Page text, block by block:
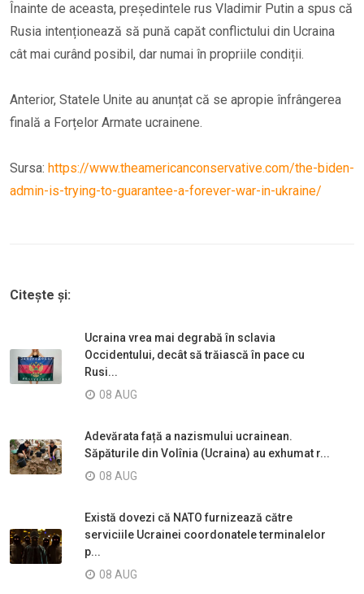
Înainte de aceasta, președintele rus Vladimir Putin a spus că
Rusia intenționează să pună capăt conflictului din Ucraina
cât mai curând posibil, dar numai în propriile condiții.
Anterior, Statele Unite au anunțat că se apropie înfrângerea
finală a Forțelor Armate ucrainene.
Sursa: https://www.theamericanconservative.com/the-biden-
admin-is-trying-to-guarantee-a-forever-war-in-ukraine/
Citește și:
Ucraina vrea mai degrabă în sclavia
Occidentului, decât să trăiască în pace cu
Rusi...
08 AUG
Adevărata față a nazismului ucrainean.
Săpăturile din Volînia (Ucraina) au exhumat r...
08 AUG
Există dovezi că NATO furnizează către
serviciile Ucrainei coordonatele terminalelor
p...
08 AUG